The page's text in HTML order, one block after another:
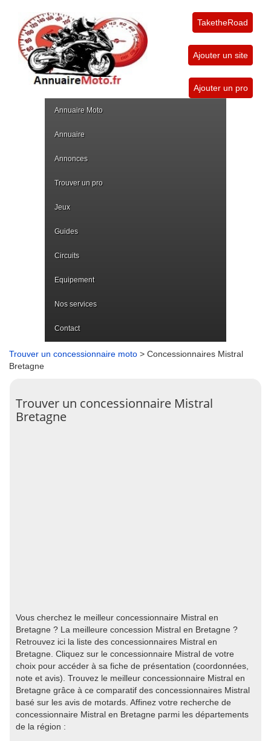
TaketheRoad
Ajouter un site
Ajouter un pro
Annuaire Moto
Annuaire
Annonces
Trouver un pro
Jeux
Guides
Circuits
Equipement
Nos services
Contact
Trouver un concessionnaire moto > Concessionnaires Mistral
Bretagne
Trouver un concessionnaire Mistral
Bretagne
Vous cherchez le meilleur concessionnaire Mistral en
Bretagne ? La meilleure concession Mistral en Bretagne ?
Retrouvez ici la liste des concessionnaires Mistral en
Bretagne. Cliquez sur le concessionnaire Mistral de votre
choix pour accéder à sa fiche de présentation (coordonnées,
note et avis). Trouvez le meilleur concessionnaire Mistral en
Bretagne grâce à ce comparatif des concessionnaires Mistral
basé sur les avis de motards. Affinez votre recherche de
concessionnaire Mistral en Bretagne parmi les départements
de la région :